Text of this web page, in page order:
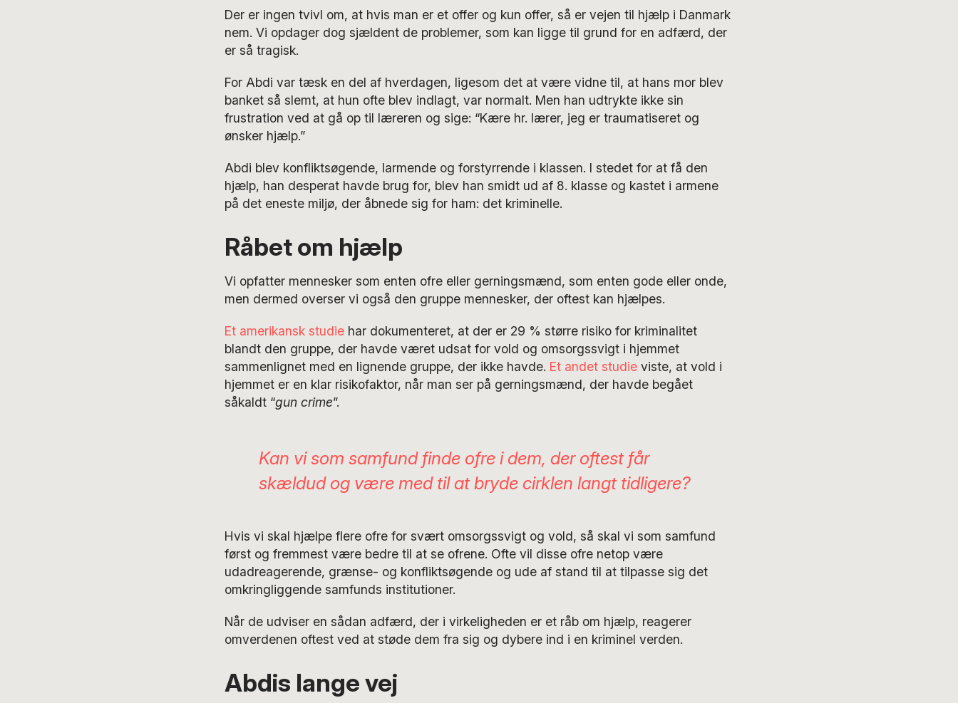
Der er ingen tvivl om, at hvis man er et offer og kun offer, så er vejen til hjælp i Danmark
nem. Vi opdager dog sjældent de problemer, som kan ligge til grund for en adfærd, der
er så tragisk.
For Abdi var tæsk en del af hverdagen, ligesom det at være vidne til, at hans mor blev
banket så slemt, at hun ofte blev indlagt, var normalt. Men han udtrykte ikke sin
frustration ved at gå op til læreren og sige: “Kære hr. lærer, jeg er traumatiseret og
ønsker hjælp.”
Abdi blev konfliktsøgende, larmende og forstyrrende i klassen. I stedet for at få den
hjælp, han desperat havde brug for, blev han smidt ud af 8. klasse og kastet i armene
på det eneste miljø, der åbnede sig for ham: det kriminelle.
Råbet om hjælp
Vi opfatter mennesker som enten ofre eller gerningsmænd, som enten gode eller onde,
men dermed overser vi også den gruppe mennesker, der oftest kan hjælpes.
Et amerikansk studiehar dokumenteret, at der er 29 % større risiko for kriminalitet
blandt den gruppe, der havde været udsat for vold og omsorgssvigt i hjemmet
sammenlignet med en lignende gruppe, der ikke havde. Et andet studieviste, at vold i
hjemmet er en klar risikofaktor, når man ser på gerningsmænd, der havde begået
såkaldt “gun crime”.
Kan vi som samfund finde ofre i dem, der oftest får
skældud og være med til at bryde cirklen langt tidligere?
Hvis vi skal hjælpe flere ofre for svært omsorgssvigt og vold, så skal vi som samfund
først og fremmest være bedre til at se ofrene. Ofte vil disse ofre netop være
udadreagerende, grænse- og konfliktsøgende og ude af stand til at tilpasse sig det
omkringliggende samfunds institutioner.
Når de udviser en sådan adfærd, der i virkeligheden er et råb om hjælp, reagerer
omverdenen oftest ved at støde dem fra sig og dybere ind i en kriminel verden.
Abdis lange vej